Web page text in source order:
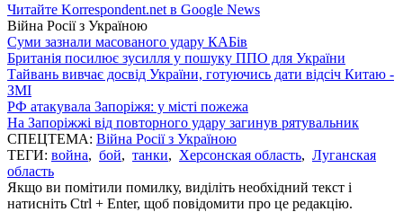
Читайте Korrespondent.net в Google News
Війна Росії з Україною
Суми зазнали масованого удару КАБів
Британія посилює зусилля у пошуку ППО для України
Тайвань вивчає досвід України, готуючись дати відсіч Китаю -
ЗМІ
РФ атакувала Запоріжя: у місті пожежа
На Запоріжжі від повторного удару загинув рятувальник
СПЕЦТЕМА: Війна Росії з Україною
ТЕГИ: война, бой, танки, Херсонская область, Луганская
область
Якщо ви помітили помилку, виділіть необхідний текст і
натисніть Ctrl + Enter, щоб повідомити про це редакцію.